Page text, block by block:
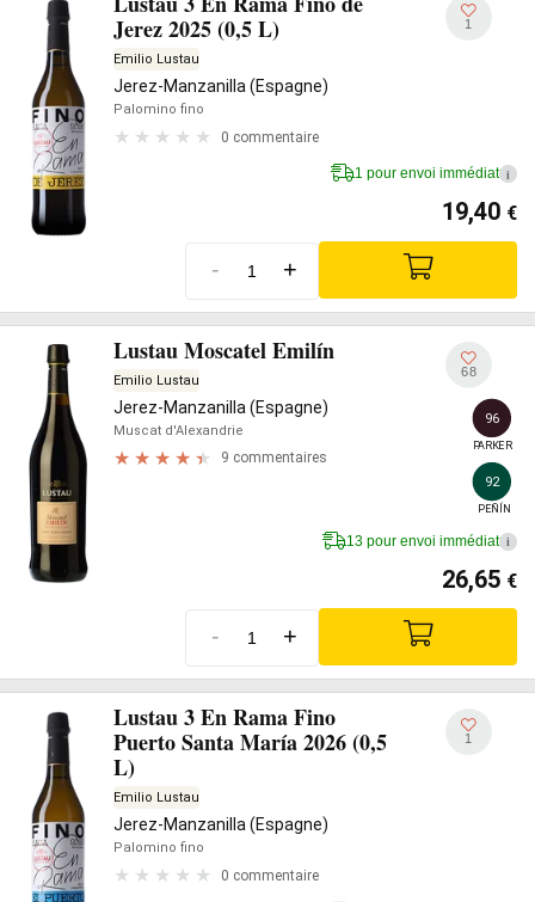
Jerez 2025 (0,5 L)
Emilio Lustau
Jerez-Manzanilla (Espagne)
Palomino fino
0 commentaire
1
1 pour envoi immédiat i
19,40 €
- +
Lustau Moscatel Emilín
Emilio Lustau
Jerez-Manzanilla (Espagne)
Muscat d'Alexandrie
9 commentaires
68
96
PARKER
92
PEÑÍN
13 pour envoi immédiat i
26,65 €
- +
Lustau 3 En Rama Fino
Puerto Santa María 2026 (0,5
L)
Emilio Lustau
Jerez-Manzanilla (Espagne)
Palomino fino
0 commentaire
1